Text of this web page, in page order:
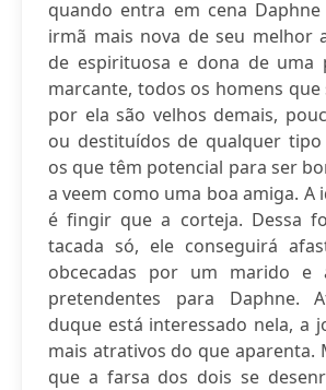
quando entra em cena
irmã mais nova de seu melhor
de espirituosa e dona de uma
marcante, todos os homens que
por ela são velhos demais,
ou destituídos de qualquer tipo
os que têm potencial para ser
a veem como uma boa amiga. A
é fingir que a corteja. Dessa
tacada só, ele conseguirá
obcecadas por um marido e
pretendentes para Daphne.
duque está interessado nela, a
mais atrativos do que aparenta.
que a farsa dos dois se